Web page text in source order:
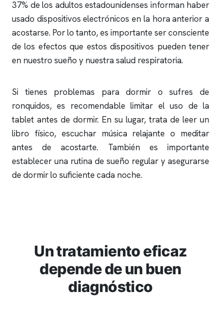
37% de los adultos estadounidenses informan haber
usado dispositivos electrónicos en la hora anterior a
acostarse. Por lo tanto, es importante ser consciente
de los efectos que estos dispositivos pueden tener
en nuestro sueño y nuestra salud respiratoria.
Si tienes problemas para dormir o sufres de
ronquidos, es recomendable limitar el uso de la
tablet antes de dormir. En su lugar, trata de leer un
libro físico, escuchar música relajante o meditar
antes de acostarte. También es importante
establecer una rutina de sueño regular y asegurarse
de dormir lo suficiente cada noche.
Un tratamiento eficaz
depende de un buen
diagnóstico